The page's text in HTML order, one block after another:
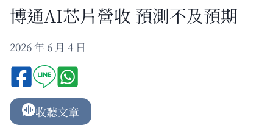
博通AI芯片營收 預測不及預期
2026 年 6 月 4 日
收聽文章